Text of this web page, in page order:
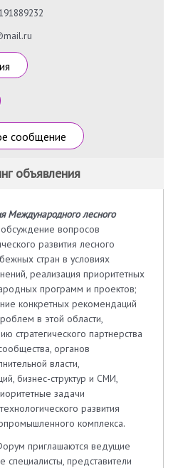
сообщение
объявления
Международного лесного
вопросов
развития лесного
стран в условиях
реализация приоритетных
программ и проектов;
конкретных рекомендаций
в этой области,
стратегического партнерства
органов
власти,
бизнес-структур и СМИ,
задачи
развития
комплекса.
приглашаются ведущие
специалисты, представители